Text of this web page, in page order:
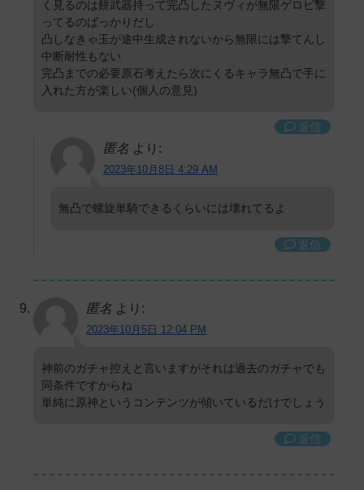
く見るのは餅武器持って完凸したヌヴィが無限ゲロビ撃
ってるのばっかりだし
凸しなきゃ玉が途中生成されないから無限には撃てんし
中断耐性もない
完凸までの必要原石考えたら次にくるキャラ無凸で手に
入れた方が楽しい(個人の意見)
返信
匿名 より:
2023年10月8日 4:29 AM
無凸で螺旋単騎できるくらいには壊れてるよ
返信
匿名 より:
2023年10月5日 12:04 PM
神前のガチャ控えと言いますがそれは過去のガチャでも
同条件ですからね
単純に原神というコンテンツが傾いているだけでしょう
返信